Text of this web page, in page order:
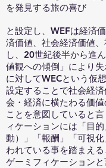
を発見する旅の喜び
と設定し、WEFは経済
済価値、社会経済価値
し、20世紀後半から進
値観への傾倒」により
に対してWECという仮
設定することで社会経
会・経済に横たわる価
ことを意図していると
ィケーションには「目
動）」「報酬」「可視
われている事を踏まえ
ゲーミフィケーションと